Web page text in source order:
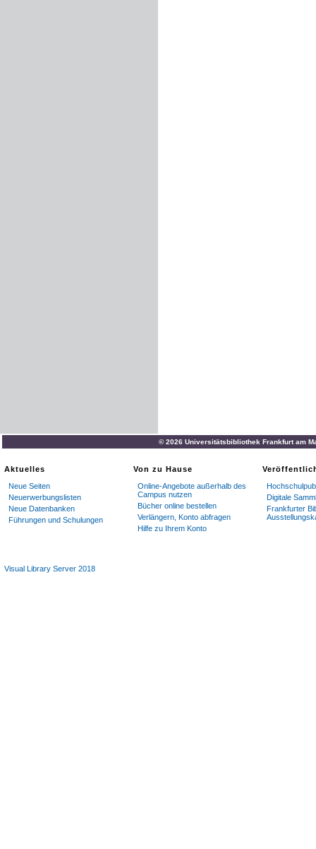
© 2026 Universitätsbibliothek Frankfurt am
Aktuelles
Neue Seiten
Neuerwerbungslisten
Neue Datenbanken
Führungen und Schulungen
Von zu Hause
Online-Angebote außerhalb des
Campus nutzen
Bücher online bestellen
Verlängern, Konto abfragen
Hilfe zu Ihrem Konto
Digitale
Frankfurter
Visual Library Server 2018